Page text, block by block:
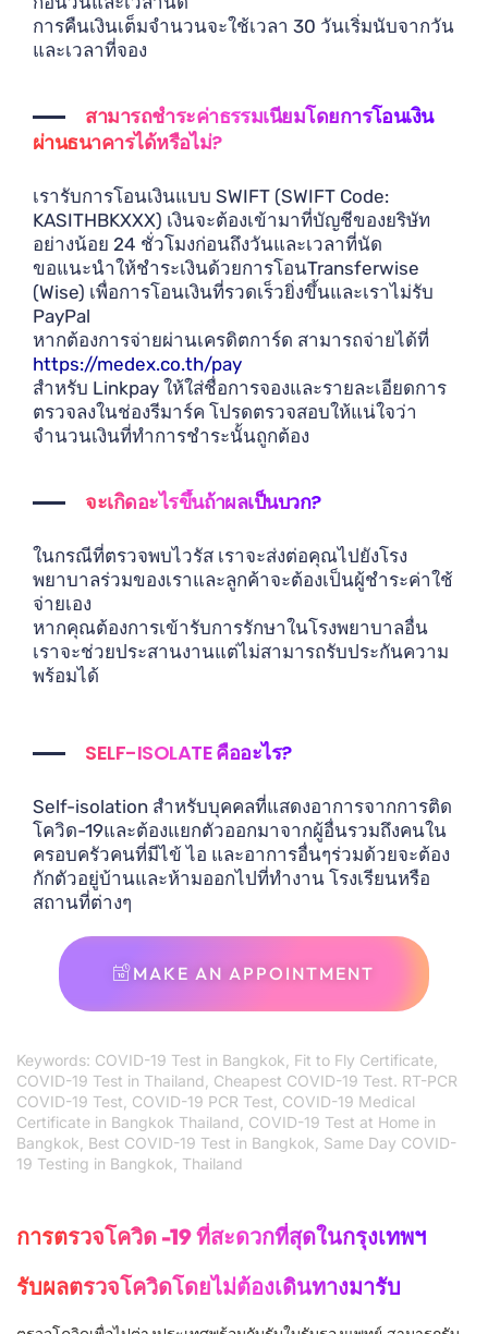
การคืนเงินเต็มจำนวนจะใช้เวลา 30 วันเริ่มนับจากวัน
และเวลาที่จอง
สามารถชำระค่าธรรมเนียมโดยการโอนเงิน
ผ่านธนาคารได้หรือไม่?
เรารับการโอนเงินแบบ SWIFT (SWIFT Code:
KASITHBKXXX) เงินจะต้องเข้ามาที่บัญชีของยริษัท
อย่างน้อย 24 ชั่วโมงก่อนถึงวันและเวลาที่นัด
ขอแนะนำให้ชำระเงินด้วยการโอนTransferwise
(Wise) เพื่อการโอนเงินที่รวดเร็วยิ่งขึ้นและเราไม่รับ
PayPal
หากต้องการจ่ายผ่านเครดิตการ์ด สามารถจ่ายได้ที่
https://medex.co.th/pay
สำหรับ Linkpay ให้ใส่ชื่อการจองและรายละเอียดการ
ตรวจลงในช่องรีมาร์ค โปรดตรวจสอบให้แน่ใจว่า
จำนวนเงินที่ทำการชำระนั้นถูกต้อง
จะเกิดอะไรขึ้นถ้าผลเป็นบวก?
ในกรณีที่ตรวจพบไวรัส เราจะส่งต่อคุณไปยังโรง
พยาบาลร่วมของเราและลูกค้าจะต้องเป็นผู้ชำระค่าใช้
จ่ายเอง
หากคุณต้องการเข้ารับการรักษาในโรงพยาบาลอื่น
เราจะช่วยประสานงานแต่ไม่สามารถรับประกันความ
พร้อมได้
SELF-ISOLATE คืออะไร?
Self-isolation สำหรับบุคคลที่แสดงอาการจากการติด
โควิด-19และต้องแยกตัวออกมาจากผู้อื่นรวมถึงคนใน
ครอบครัวคนที่มีไข้ ไอ และอาการอื่นๆร่วมด้วยจะต้อง
กักตัวอยู่บ้านและห้ามออกไปที่ทำงาน โรงเรียนหรือ
สถานที่ต่างๆ
MAKE AN APPOINTMENT
Keywords: COVID-19 Test in Bangkok, Fit to Fly Certificate,
COVID-19 Test in Thailand, Cheapest COVID-19 Test. RT-PCR
COVID-19 Test, COVID-19 PCR Test, COVID-19 Medical
Certificate in Bangkok Thailand, COVID-19 Test at Home in
Bangkok, Best COVID-19 Test in Bangkok, Same Day COVID-
19 Testing in Bangkok, Thailand
การตรวจโควิด -19 ที่สะดวกที่สุดในกรุงเทพฯ
รับผลตรวจโควิดโดยไม่ต้องเดินทางมารับ